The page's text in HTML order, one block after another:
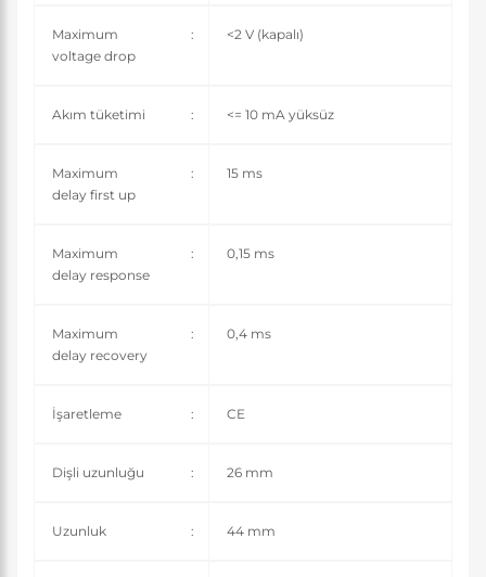
Maximum
voltage drop
: <2 V (kapalı)
Akım tüketimi : <= 10 mA yüksüz
Maximum
delay first up
: 15 ms
Maximum
delay response
: 0,15 ms
Maximum
delay recovery
: 0,4 ms
İşaretleme : CE
Dişli uzunluğu : 26 mm
Uzunluk : 44 mm